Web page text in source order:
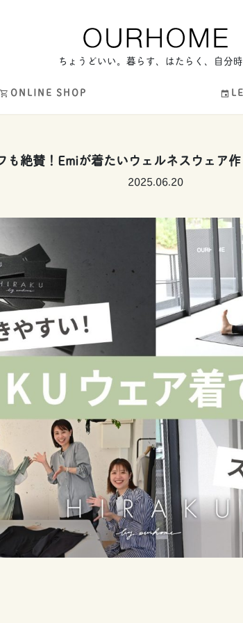
ちょうどいい。暮らす、はたらく、自分
ONLINE SHOP
絶賛！Emiが着たいウェルネスウェア
2025.06.20